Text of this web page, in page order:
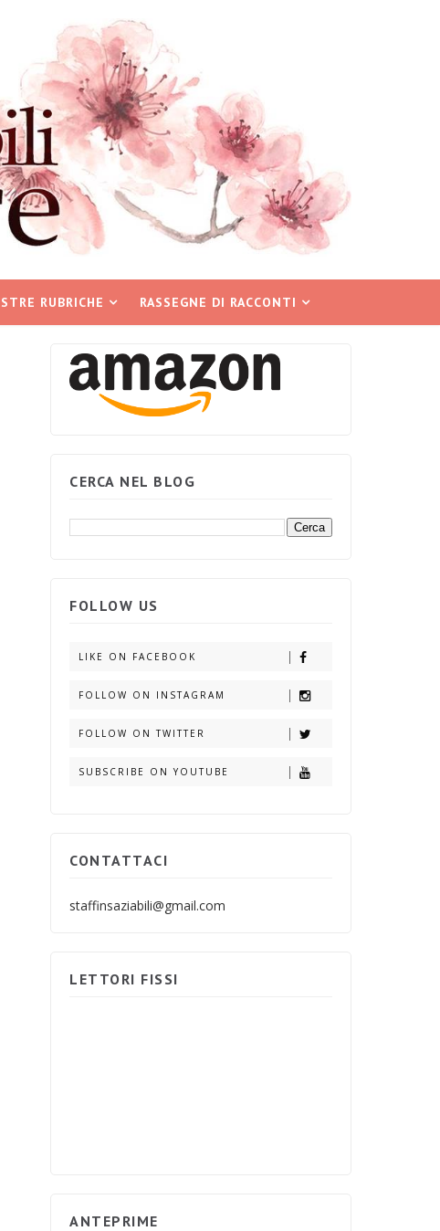
RUBRICHE RASSEGNE DI RACCONTI
CERCA NEL BLOG
FOLLOW US
LIKE ON FACEBOOK
FOLLOW ON INSTAGRAM
FOLLOW ON TWITTER
SUBSCRIBE ON YOUTUBE
CONTATTACI
staffinsaziabili@gmail.com
LETTORI FISSI
ANTEPRIME